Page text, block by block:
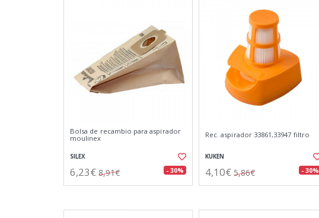
Bolsa de recambio para aspirador
moulinex
SILEX
6,23€ 8,91€ - 30%
Rec. aspirador 33861,33947 filtro
KUKEN
4,10€ 5,86€ - 30%